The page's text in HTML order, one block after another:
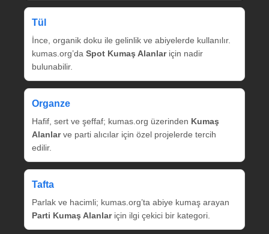
Tül
İnce, organik doku ile gelinlik ve abiyelerde kullanılır.
kumas.org’da Spot Kumaş Alanlariçin nadir
bulunabilir.
Organze
Hafif, sert ve şeffaf; kumas.org üzerinden Kumaş
Alanlarve parti alıcılar için özel projelerde tercih
edilir.
Tafta
Parlak ve hacimli; kumas.org’ta abiye kumaş arayan
Parti Kumaş Alanlariçin ilgi çekici bir kategori.